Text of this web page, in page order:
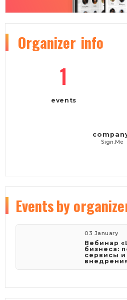
Organizer info
1
events
Sign.Me
Eventsby
03 January
Вебинар
бизнеса:
сервисы